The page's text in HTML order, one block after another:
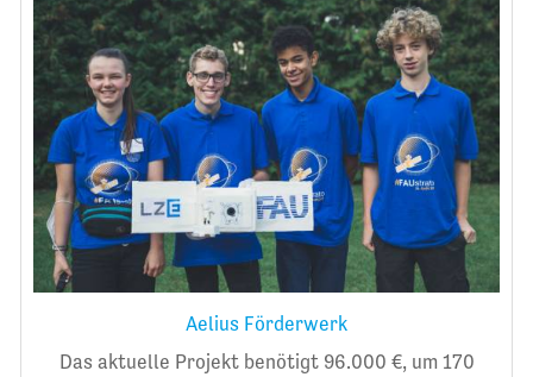
Aelius Förderwerk
Das aktuelle Projekt benötigt 96.000 €, um 170